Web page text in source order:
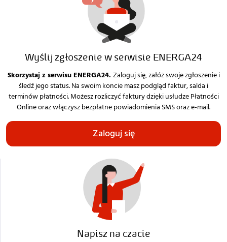
Wyślij zgłoszenie w serwisie ENERGA24
Skorzystaj z serwisu ENERGA24. Zaloguj się, załóż swoje zgłoszenie i
śledź jego status. Na swoim koncie masz podgląd faktur, salda i
terminów płatności. Możesz rozliczyć faktury dzięki usłudze Płatności
Online oraz włączysz bezpłatne powiadomienia SMS oraz e-mail.
Zaloguj się
Napisz na czacie